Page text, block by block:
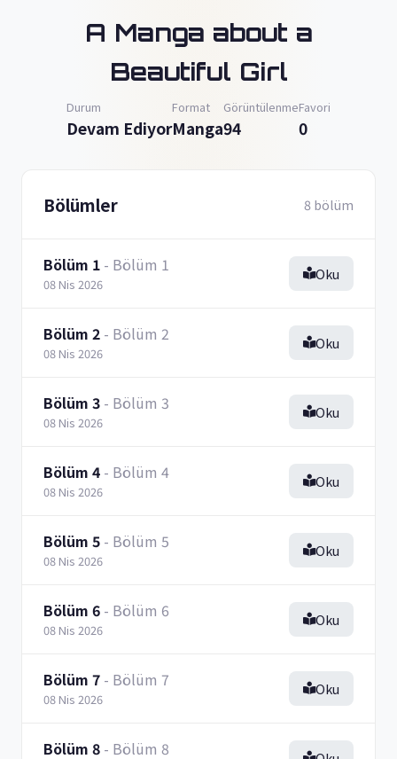
A Manga about a
Beautiful Girl
Durum
Devam Ediyor
Format
Manga
Görüntülenme
94
Favori
0
Bölümler 8 bölüm
Bölüm 1 - Bölüm 1
08 Nis 2026
Oku
Bölüm 2 - Bölüm 2
08 Nis 2026
Oku
Bölüm 3 - Bölüm 3
08 Nis 2026
Oku
Bölüm 4 - Bölüm 4
08 Nis 2026
Oku
Bölüm 5 - Bölüm 5
08 Nis 2026
Oku
Bölüm 6 - Bölüm 6
08 Nis 2026
Oku
Bölüm 7 - Bölüm 7
08 Nis 2026
Oku
Bölüm 8 - Bölüm 8